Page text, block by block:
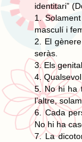
identitari”
1.
masculí i
2. El
seràs.
3. Els
4.
5. No hi ha
l’altre,
6. Cada
No hi ha
7. La